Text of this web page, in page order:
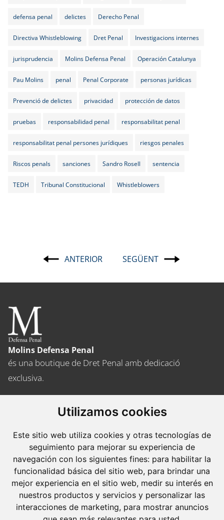
Utilizamos cookies
Este sitio web utiliza cookies y otras tecnologías de
seguimiento para mejorar su experiencia de
navegación con los siguientes fines: para habilitar la
funcionalidad básica del sitio web, para brindar una
mejor experiencia en el sitio web, medir su interés en
nuestros productos y servicios y personalizar las
interacciones de marketing, para mostrar anuncios
defensa penal delictes Derecho Penal
Directiva Whistleblowing Dret Penal Investigacions internes
jurisprudencia Molins Defensa Penal Operación Catalunya
Pau Molins penal Penal Corporate personas jurídicas
Prevenció de delictes privacidad protección de datos
pruebas responsabilidad penal responsabilitat penal
responsabilitat penal persones jurídiques riesgos penales
Riscos penals sanciones Sandro Rosell sentencia
TEDH Tribunal Constitucional Whistleblowers
Navegació
d'entrades
ANTERIOR SEGÜENT
Molins Defensa Penal
és una boutique de Dret Penal amb dedicació
exclusiva.
Avda. Diagonal, 399 Planta 1
Tel. +34 934 152 244
Fax. +34 934 160 693
Madrid
José Abascal, 56 Planta 6
28003 Madrid